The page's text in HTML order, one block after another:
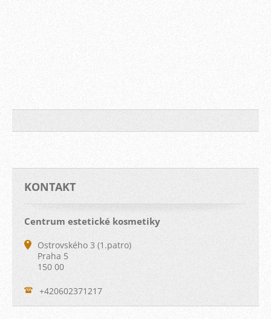
KONTAKT
Centrum estetické kosmetiky
Ostrovského 3 (1.patro)
Praha 5
150 00
+420602371217